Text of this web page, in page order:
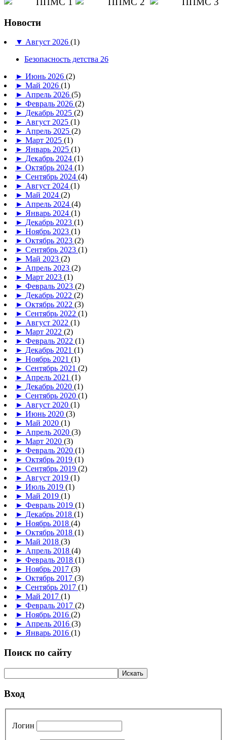
Новости
▼ Август 2026 (1)
Безопасность детства 26
► Июнь 2026 (2)
► Май 2026 (1)
► Апрель 2026 (5)
► Февраль 2026 (2)
► Декабрь 2025 (2)
► Август 2025 (1)
► Апрель 2025 (2)
► Март 2025 (1)
► Январь 2025 (1)
► Декабрь 2024 (1)
► Октябрь 2024 (1)
► Сентябрь 2024 (4)
► Август 2024 (1)
► Май 2024 (2)
► Апрель 2024 (4)
► Январь 2024 (1)
► Декабрь 2023 (1)
► Ноябрь 2023 (1)
► Октябрь 2023 (2)
► Сентябрь 2023 (1)
► Май 2023 (2)
► Апрель 2023 (2)
► Март 2023 (1)
► Февраль 2023 (2)
► Декабрь 2022 (2)
► Октябрь 2022 (3)
► Сентябрь 2022 (1)
► Август 2022 (1)
► Март 2022 (2)
► Февраль 2022 (1)
► Декабрь 2021 (1)
► Ноябрь 2021 (1)
► Сентябрь 2021 (2)
► Апрель 2021 (1)
► Декабрь 2020 (1)
► Сентябрь 2020 (1)
► Август 2020 (1)
► Июнь 2020 (3)
► Май 2020 (1)
► Апрель 2020 (3)
► Март 2020 (3)
► Февраль 2020 (1)
► Октябрь 2019 (1)
► Сентябрь 2019 (2)
► Август 2019 (1)
► Июль 2019 (1)
► Май 2019 (1)
► Февраль 2019 (1)
► Декабрь 2018 (1)
► Ноябрь 2018 (4)
► Октябрь 2018 (1)
► Май 2018 (3)
► Апрель 2018 (4)
► Февраль 2018 (1)
► Ноябрь 2017 (3)
► Октябрь 2017 (3)
► Сентябрь 2017 (1)
► Май 2017 (1)
► Февраль 2017 (2)
► Ноябрь 2016 (2)
► Апрель 2016 (3)
► Январь 2016 (1)
Поиск по сайту
Вход
Логин